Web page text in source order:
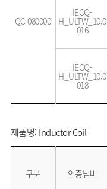
QC 080000
IECQ-
H_ULTW_10.0
016
IECQ-
H_ULTW_10.0
018
제품명: Inductor Coil
구분 인증넘버